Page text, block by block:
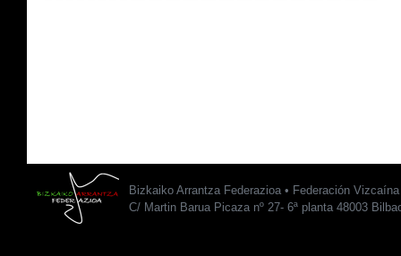
Bizkaiko Arrantza Federazioa • Federación
C/ Martin Barua Picaza nº 27- 6ª planta 48003